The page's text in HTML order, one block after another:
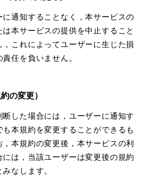
に通知することなく，本サービスの
本サービスの提供を中止すること
，これによってユーザーに生じた損
任を負いません。
の変更）
断した場合には，ユーザーに通知す
も本規約を変更することができるも
本規約の変更後，本サービスの利
には，当該ユーザーは変更後の規約
なします。